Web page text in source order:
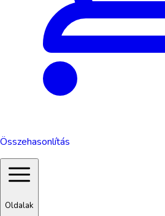
Összehasonlítás
Oldalak